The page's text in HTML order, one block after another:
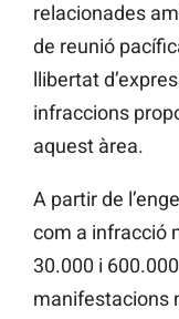
relacionades
de reunió
llibertat
infraccions
aquest àrea.
A partir de
com a infracció
30.000 i
manifestacions